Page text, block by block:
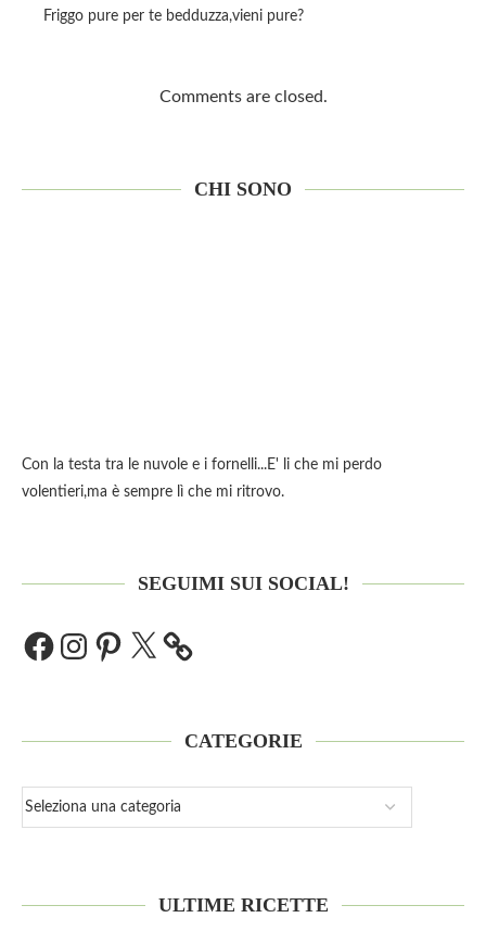
Friggo pure per te bedduzza,vieni pure?
Comments are closed.
CHI SONO
Con la testa tra le nuvole e i fornelli...E' li che mi perdo
volentieri,ma è sempre lì che mi ritrovo.
SEGUIMI SUI SOCIAL!
CATEGORIE
ULTIME RICETTE